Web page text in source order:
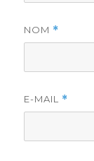
NOM *
E-MAIL *